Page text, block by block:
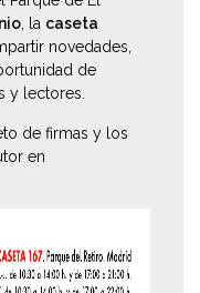
, la caseta
novedades,
de
y lectores.
de firmas y los
en